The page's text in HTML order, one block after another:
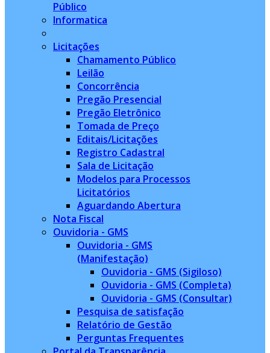
Público
Informatica
Licitações
Chamamento Público
Leilão
Concorrência
Pregão Presencial
Pregão Eletrônico
Tomada de Preço
Editais/Licitações
Registro Cadastral
Sala de Licitação
Modelos para Processos
Licitatórios
Aguardando Abertura
Nota Fiscal
Ouvidoria - GMS
Ouvidoria - GMS
(Manifestação)
Ouvidoria - GMS (Sigiloso)
Ouvidoria - GMS (Completa)
Ouvidoria - GMS (Consultar)
Pesquisa de satisfação
Relatório de Gestão
Perguntas Frequentes